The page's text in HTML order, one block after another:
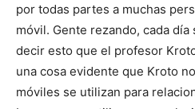
por todas partes a muchas
móvil. Gente rezando, cada día
decir esto que el profesor
una cosa evidente que Kroto
móviles se utilizan para